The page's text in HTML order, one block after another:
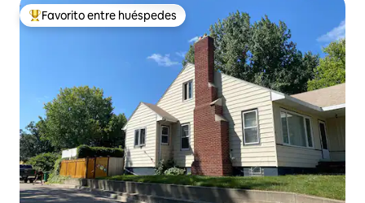
Favorito entre huéspedes preferido
Favorito entre huéspedes